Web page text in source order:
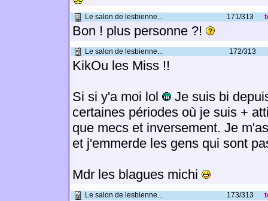
Le salon de lesbienne... 171/313
Bon ! plus personne ?!
Le salon de lesbienne... 172/313
KikOu les Miss !!
Si si y'a moi lol
Je suis bi
certaines périodes où je suis +
que mecs et inversement. Je
et j'emmerde les gens qui sont
Mdr les blagues michi
Le salon de lesbienne... 173/313